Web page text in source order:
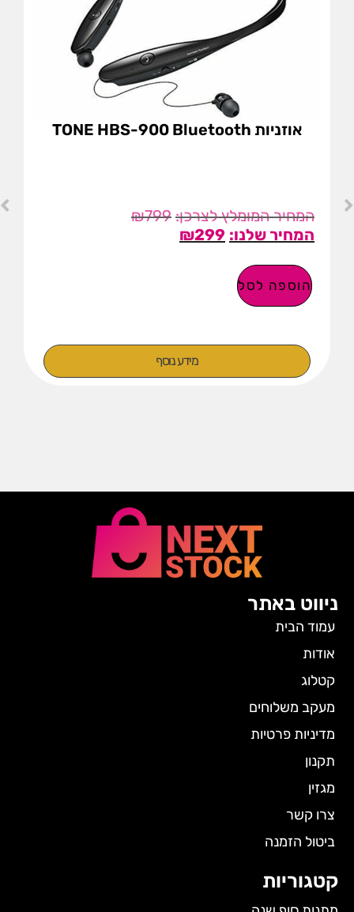
אוזניות TONE HBS-900 Bluetooth
₪799
₪299
הוספה לסל
מידע נוסף
ניווט באתר
עמוד הבית
אודות
קטלוג
מעקב משלוחים
מדיניות פרטיות
תקנון
מגזין
צרו קשר
ביטול הזמנה
קטגוריות